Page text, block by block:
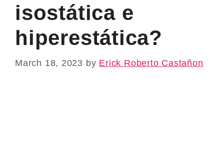
isostática e
hiperestática?
March 18, 2023 by Erick Roberto Castañon